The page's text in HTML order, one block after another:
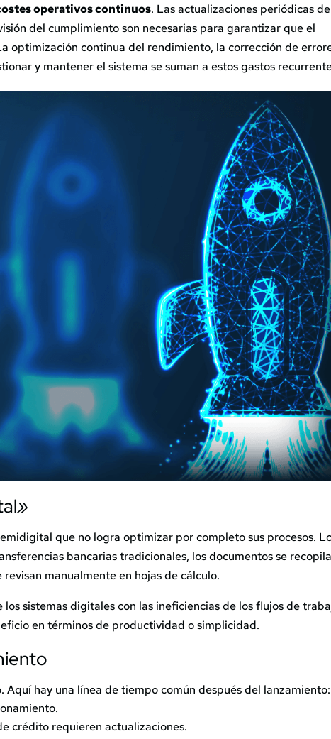
operativos continuos. Las actualizaciones periódicas
del cumplimiento son necesarias para garantizar que el
optimización continua del rendimiento, la corrección de
y mantener el sistema se suman a estos gastos
»
que no logra optimizar por completo sus procesos.
bancarias tradicionales, los documentos se
manualmente en hojas de cálculo.
sistemas digitales con las ineficiencias de los flujos de
en términos de productividad o simplicidad.
Aquí hay una línea de tiempo común después del lanzamiento:
crédito requieren actualizaciones.